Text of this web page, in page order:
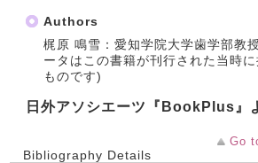
Authors
梶原 鳴雪：愛知学院大学歯学部教
ータはこの書籍が刊行された当時
ものです)
日外アソシエーツ『BookPlus』
Go
Bibliography Details